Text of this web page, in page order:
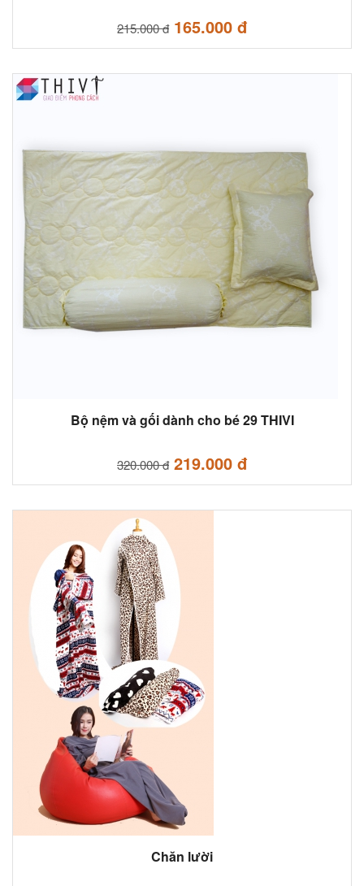
215.000 đ165.000 đ
Bộ nệm và gối dành cho bé 29 THIVI
320.000 đ219.000 đ
Chăn lười